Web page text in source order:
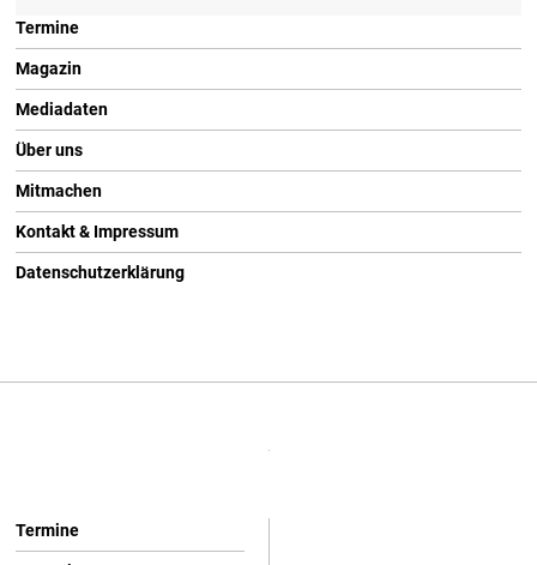
Termine
Magazin
Mediadaten
Über uns
Mitmachen
Kontakt & Impressum
Datenschutzerklärung
Termine